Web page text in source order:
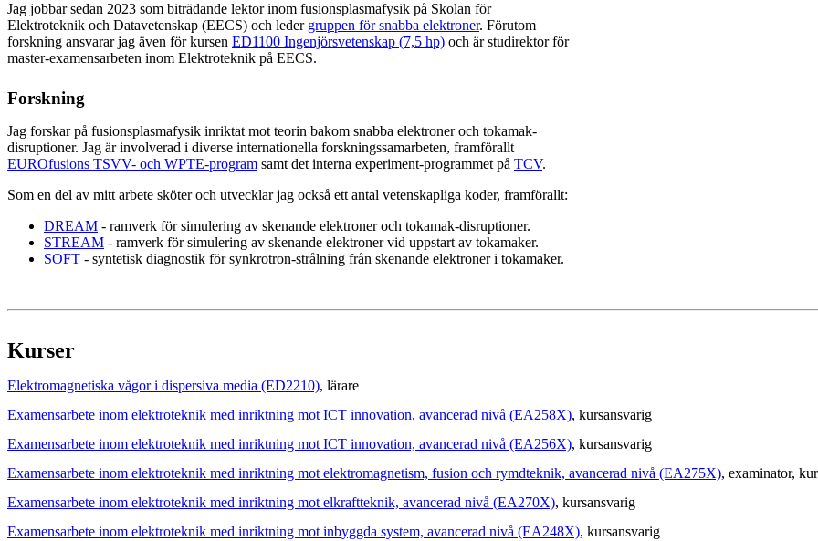
Jag jobbar sedan 2023 som biträdande lektor inom fusionsplasmafysik på Skolan för
Elektroteknik och Datavetenskap (EECS) och leder gruppen för snabba elektroner. Förutom
forskning ansvarar jag även för kursen ED1100 Ingenjörsvetenskap (7,5 hp) och är studirektor för
master-examensarbeten inom Elektroteknik på EECS.
Forskning
Jag forskar på fusionsplasmafysik inriktat mot teorin bakom snabba elektroner och tokamak-
disruptioner. Jag är involverad i diverse internationella forskningssamarbeten, framförallt
EUROfusions TSVV- och WPTE-program samt det interna experiment-programmet på TCV.
Som en del av mitt arbete sköter och utvecklar jag också ett antal vetenskapliga koder, framförallt:
DREAM - ramverk för simulering av skenande elektroner och tokamak-disruptioner.
STREAM - ramverk för simulering av skenande elektroner vid uppstart av tokamaker.
SOFT - syntetisk diagnostik för synkrotron-strålning från skenande elektroner i tokamaker.
Kurser
Elektromagnetiska vågor i dispersiva media (ED2210), lärare
Examensarbete inom elektroteknik med inriktning mot ICT innovation, avancerad nivå (EA258X), kursansvarig
Examensarbete inom elektroteknik med inriktning mot ICT innovation, avancerad nivå (EA256X), kursansvarig
Examensarbete inom elektroteknik med inriktning mot elektromagnetism, fusion och rymdteknik, avancerad nivå (EA275X), examinator,
Examensarbete inom elektroteknik med inriktning mot elkraftteknik, avancerad nivå (EA270X), kursansvarig
Examensarbete inom elektroteknik med inriktning mot inbyggda system, avancerad nivå (EA248X), kursansvarig